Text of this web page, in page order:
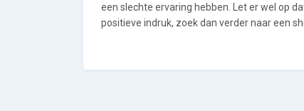
een slechte ervaring hebben. Let er wel op
positieve indruk, zoek dan verder naar een